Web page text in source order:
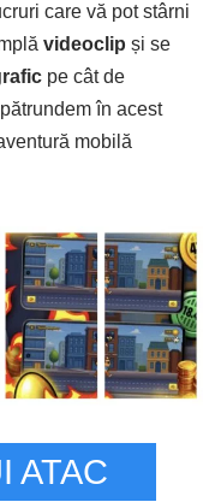
care vă pot stârni
videoclip și se
pe cât de
în acest
mobilă
ATAC